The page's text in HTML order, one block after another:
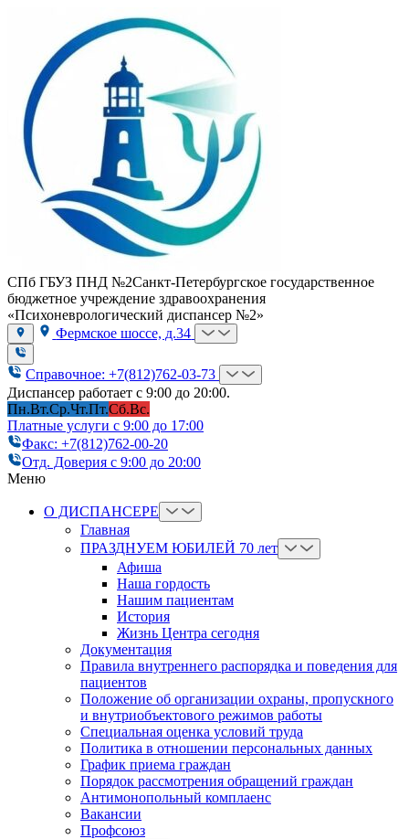
СПб ГБУЗ ПНД №2Санкт-Петербургское государственное
бюджетное учреждение здравоохранения
«Психоневрологический диспансер №2»
Фермское шоссе, д.34
Справочное: +7(812)762-03-73
Диспансер работает с 9:00 до 20:00.
Пн.Вт.Ср.Чт.Пт.Сб.Вс.
Платные услуги с 9:00 до 17:00
Факс: +7(812)762-00-20
Отд. Доверия с 9:00 до 20:00
Меню
О ДИСПАНСЕРЕ
Главная
ПРАЗДНУЕМ ЮБИЛЕЙ 70 лет
Афиша
Наша гордость
Нашим пациентам
История
Жизнь Центра сегодня
Документация
Правила внутреннего распорядка и поведения для
пациентов
Положение об организации охраны, пропускного
и внутриобъектового режимов работы
Cпециальная оценка условий труда
Политика в отношении персональных данных
График приема граждан
Порядок рассмотрения обращений граждан
Антимонопольный комплаенс
Вакансии
Профсоюз